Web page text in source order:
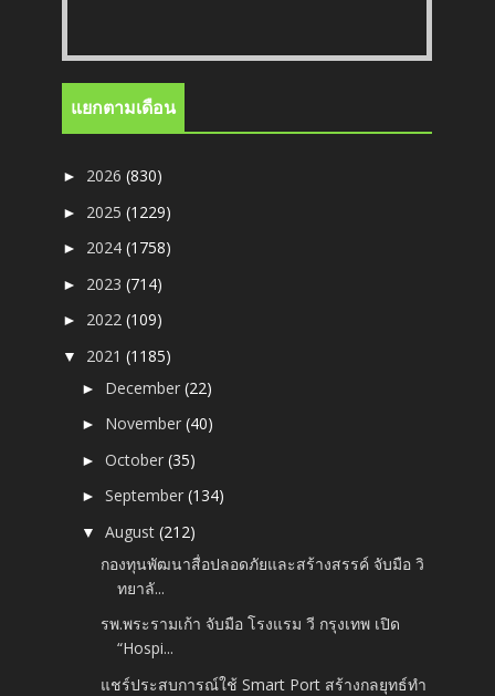
แยกตามเดือน
► 2026(830)
► 2025(1229)
► 2024(1758)
► 2023(714)
► 2022(109)
▼ 2021(1185)
► December(22)
► November(40)
►October(35)
►September(134)
▼August(212)
กองทุนพัฒนาสื่อปลอดภัยและสร้างสรรค์ จับมือ วิ
ทยาลั...
รพ.พระรามเก้า จับมือ โรงแรม วี กรุงเทพ เปิด
“Hospi...
แชร์ประสบการณ์ใช้ Smart Port สร้างกลยุทธ์ทำ